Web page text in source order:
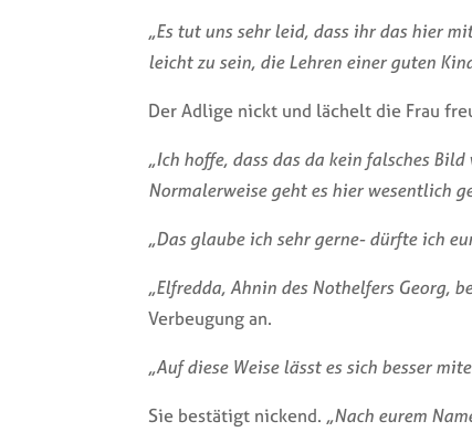
„Es tut uns sehr leid, dass ihr das hier
leicht zu sein, die Lehren einer guten
Der Adlige nickt und lächelt die Frau
„Ich hoffe, dass das da kein falsches
Normalerweise geht es hier wesentlich
„Das glaube ich sehr gerne- dürfte ich
„Elfredda, Ahnin des Nothelfers Georg,
Verbeugung an.
„Auf diese Weise lässt es sich besser
Sie bestätigt nickend. „Nach eurem